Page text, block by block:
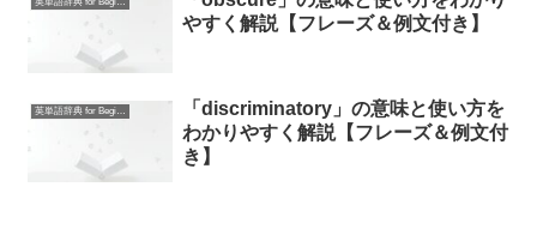
やすく解説【フレーズ＆例文付き】
英単語辞典 for Beginners
「discriminatory」の意味と使い方を
わかりやすく解説【フレーズ＆例文付
き】